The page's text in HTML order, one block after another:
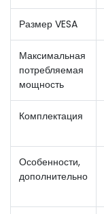
Размер VESA
Максимальная
потребляемая
мощность
Комплектация
Особенности,
дополнительно